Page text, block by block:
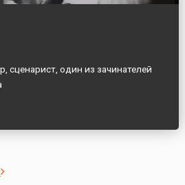
сценарист, один из зачинателей